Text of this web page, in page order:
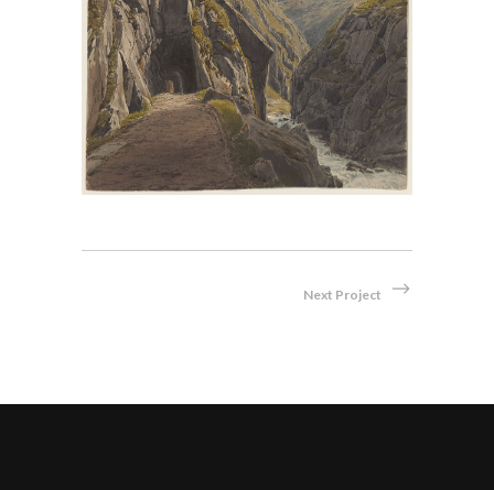
Das Urnerloch 1819(?)
Aquarell Bleistift
Next Project